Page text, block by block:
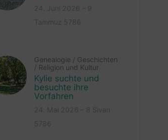
Genealogie / Geschichten
/ Religion und Kultur
Kylie suchte und
besuchte ihre
Vorfahren